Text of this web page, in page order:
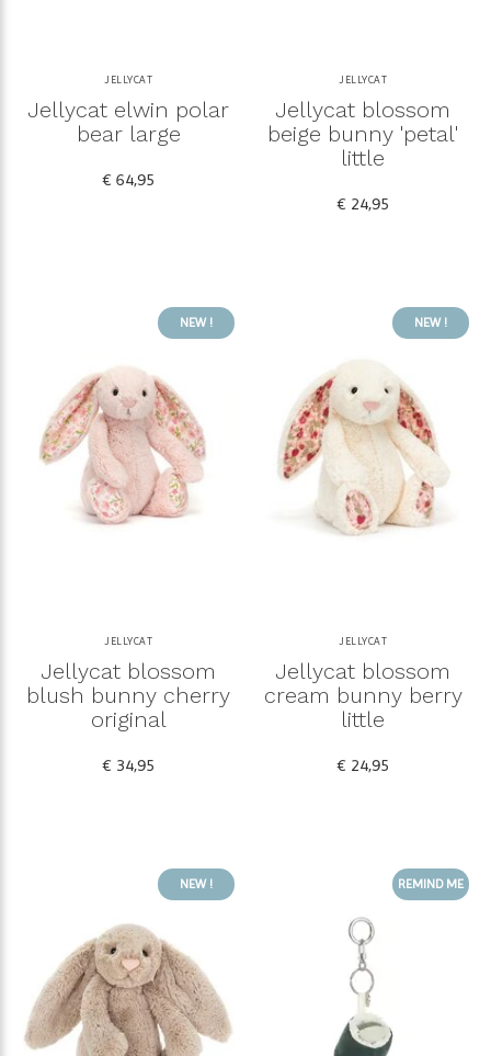
JELLYCAT
Jellycat elwin polar
bear large
€ 64,95
JELLYCAT
Jellycat blossom
beige bunny 'petal'
little
€ 24,95
NEW !
JELLYCAT
Jellycat blossom
blush bunny cherry
original
€ 34,95
NEW !
JELLYCAT
Jellycat blossom
cream bunny berry
little
€ 24,95
NEW ! REMIND ME